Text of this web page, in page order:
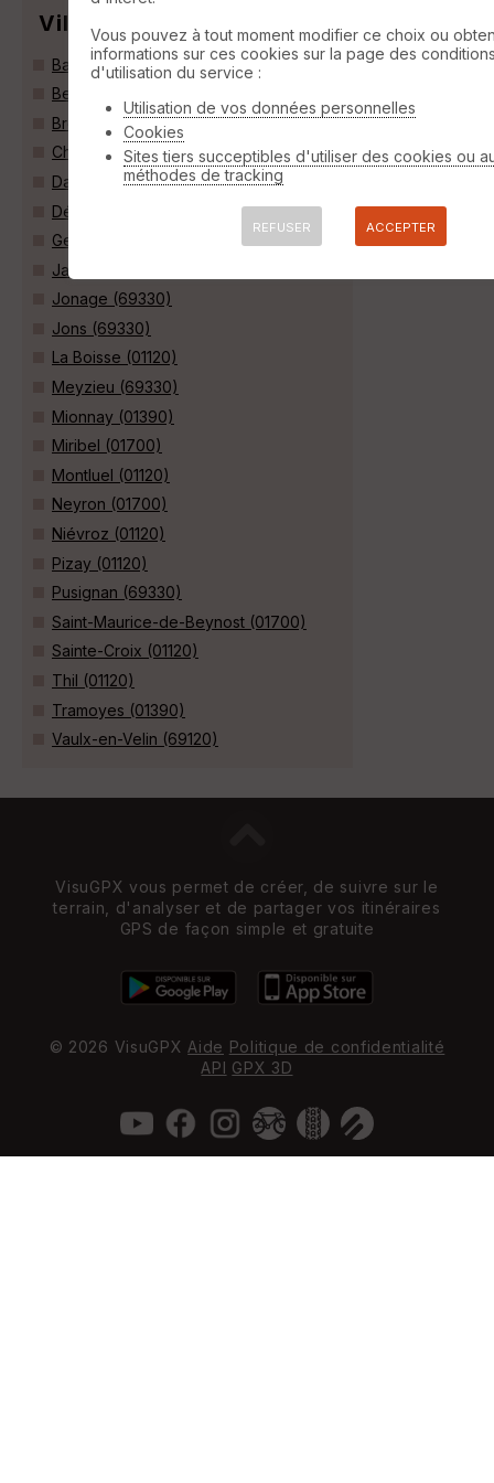
Villes
Balan (01360)
Beynost (01700)
Bressolles (01360)
Chassieu (69680)
Dagneux (01120)
Décines-Charpieu (69150)
Genas (69740)
Janneyrias (38280)
Jonage (69330)
Jons (69330)
La Boisse (01120)
Meyzieu (69330)
Mionnay (01390)
Miribel (01700)
Montluel (01120)
Neyron (01700)
Niévroz (01120)
Pizay (01120)
Pusignan (69330)
Saint-Maurice-de-Beynost (01700)
Sainte-Croix (01120)
Thil (01120)
Tramoyes (01390)
Vaulx-en-Velin (69120)
VisuGPX vous permet de créer, de suivre sur le
terrain, d'analyser et de partager vos itinéraires
GPS de façon simple et gratuite
© 2026 VisuGPX Aide Politique de confidentialité
API GPX 3D
Vous pouvez à tout moment modifier ce choix ou
informations sur ces cookies sur la page des
d'utilisation du service :
Utilisation de vos données personnelles
Cookies
Sites tiers succeptibles d'utiliser des cookies ou
méthodes de tracking
REFUSER ACCEPTER